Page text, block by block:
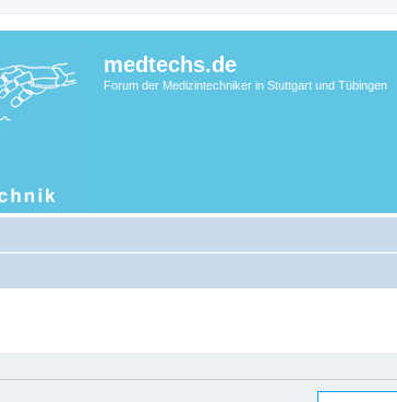
medtechs.de
Forum der Medizintechniker in Stuttgart und Tübingen